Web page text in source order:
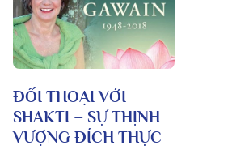
ĐỐI THOẠI VỚI
SHAKTI – SỰ THỊNH
VƯỢNG ĐÍCH THỰC